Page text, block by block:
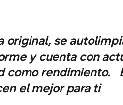
original, se
y cuenta con
como rendimiento.
el mejor para ti